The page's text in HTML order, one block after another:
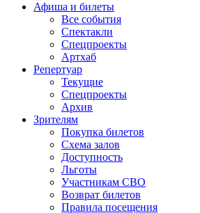
Афиша и билеты
Все события
Спектакли
Спецпроекты
Артхаб
Репертуар
Текущие
Спецпроекты
Архив
Зрителям
Покупка билетов
Схема залов
Доступность
Льготы
Участникам СВО
Возврат билетов
Правила посещения